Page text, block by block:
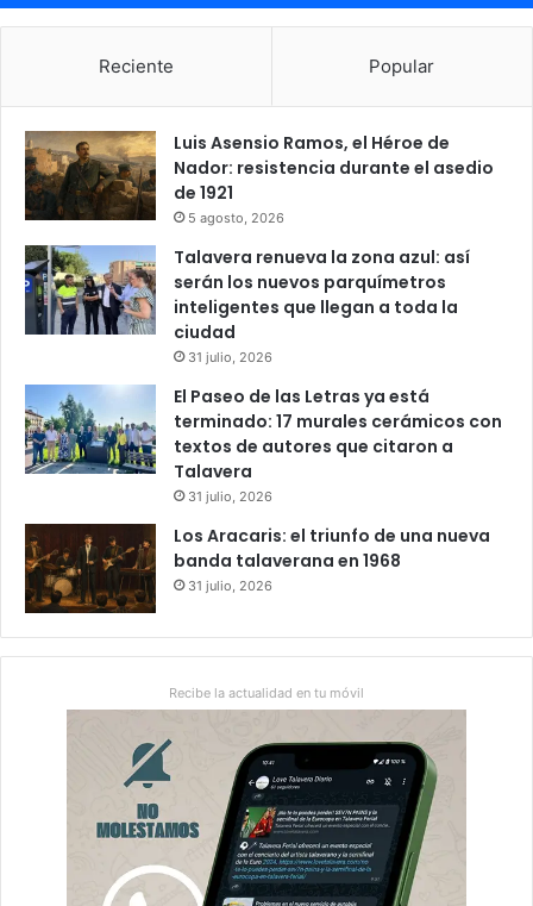
e
r
s
Reciente Popular
Luis Asensio Ramos, el Héroe de
Nador: resistencia durante el asedio
de 1921
5 agosto, 2026
Talavera renueva la zona azul: así
serán los nuevos parquímetros
inteligentes que llegan a toda la
ciudad
31 julio, 2026
El Paseo de las Letras ya está
terminado: 17 murales cerámicos con
textos de autores que citaron a
Talavera
31 julio, 2026
Los Aracaris: el triunfo de una nueva
banda talaverana en 1968
31 julio, 2026
Recibe la actualidad en tu móvil